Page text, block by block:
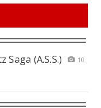
(A.S.S.)
10